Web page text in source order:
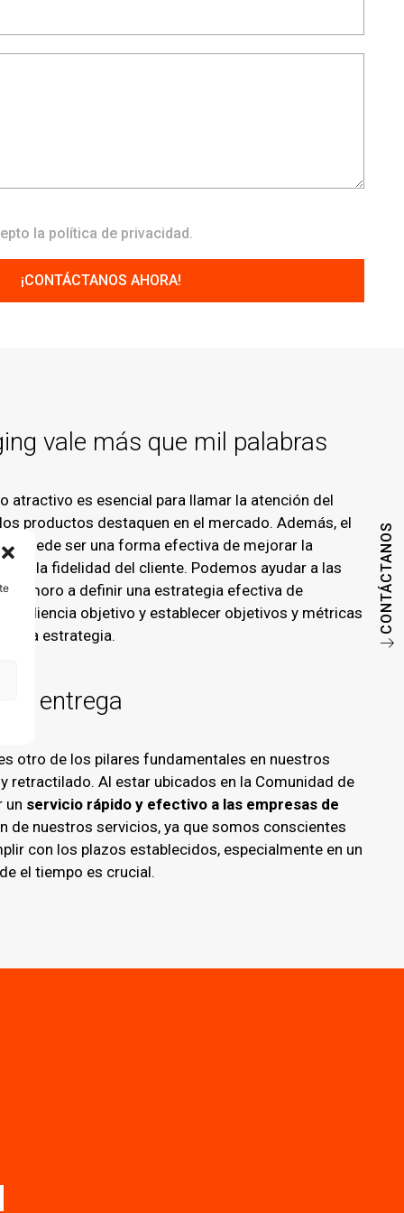
CONTÁCTANOS
la política de privacidad .
vale más que mil palabras
atractivo es esencial para llamar la atención del
productos destaquen en el mercado. Además, el
puede ser una forma efectiva de mejorar la
la fidelidad del cliente. Podemos ayudar a las
a definir una estrategia efectiva de
audiencia objetivo y establecer objetivos y métricas
de la estrategia.
la entrega
otro de los pilares fundamentales en nuestros
retractilado. Al estar ubicados en la Comunidad de
un servicio rápido y efectivo a las empresas de
de nuestros servicios, ya que somos conscientes
con los plazos establecidos, especialmente en un
el tiempo es crucial.